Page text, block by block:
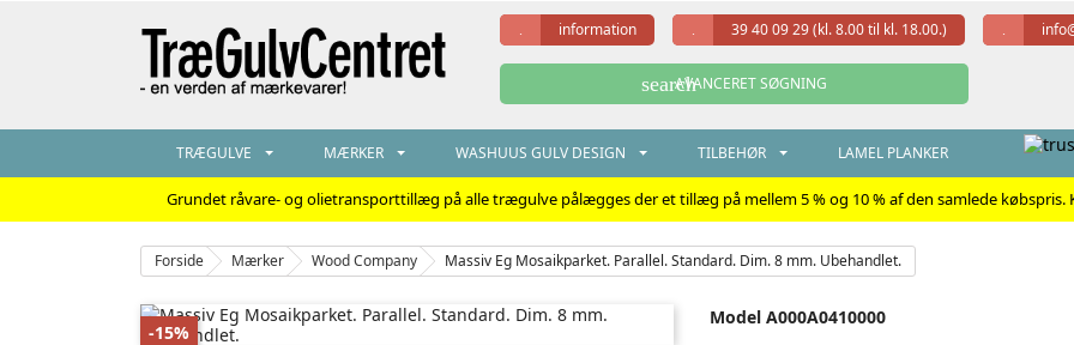
information 39 40 09 29(kl. 8.00 til kl. 18.00.)
searchAVANCERET SØGNING
TRÆGULVE MÆRKER WASHUUS GULV DESIGN TILBEHØR LAMEL PLANKER
Grundet råvare- og olietransporttillæg på alle trægulve pålægges der et tillæg på mellem 5 % og 10 % af den samlede
Forside Mærker Wood Company Massiv Eg Mosaikparket. Parallel. Standard. Dim. 8 mm. Ubehandlet.
-15%
Model A000A0410000